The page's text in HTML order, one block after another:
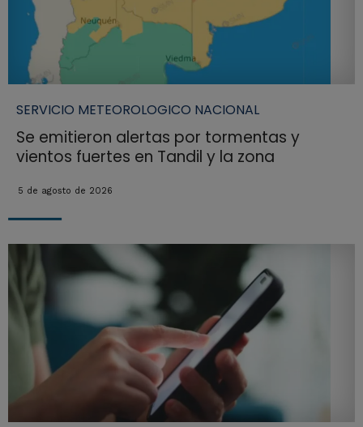
SERVICIO METEOROLOGICO NACIONAL
Se emitieron alertas por tormentas y
vientos fuertes en Tandil y la zona
5 de agosto de 2026